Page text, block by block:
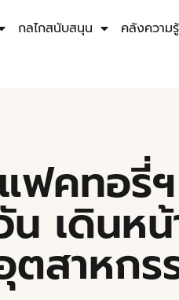
กลไกสนับสนุน คลังความรู้
ฟคทอรี่
เดินห
สาหกร